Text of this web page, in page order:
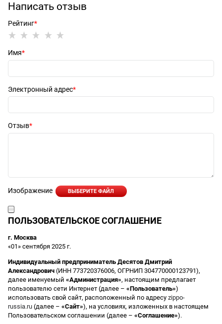
Написать отзыв
Рейтинг
Имя
Электронный адрес
Отзыв
Изображение ВЫБЕРИТЕ ФАЙЛ
ПОЛЬЗОВАТЕЛЬСКОЕ СОГЛАШЕНИЕ
г. Москва
«01» сентября 2025 г.
Индивидуальный предприниматель Десятов Дмитрий
Александрович (ИНН 773720376006, ОГРНИП 304770000123791),
далее именуемый «Администрация», настоящим предлагает
пользователю сети Интернет (далее – «Пользователь»)
использовать свой сайт, расположенный по адресу zippo-
russia.ru (далее – «Сайт»), на условиях, изложенных в настоящем
Пользовательском соглашении (далее – «Соглашение»).